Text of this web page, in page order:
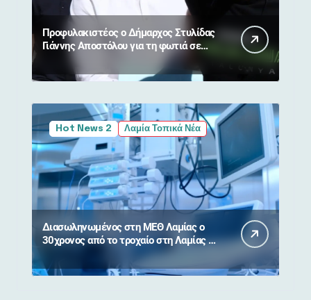
Προφυλακιστέος ο Δήμαρχος Στυλίδας
Γιάννης Αποστόλου για τη φωτιά σε
Hot News 2 Λαμία Τοπικά Νέα
Διασωληνωμένος στη ΜΕΘ Λαμίας ο
30χρονος από το τροχαίο στη Λαμίας –